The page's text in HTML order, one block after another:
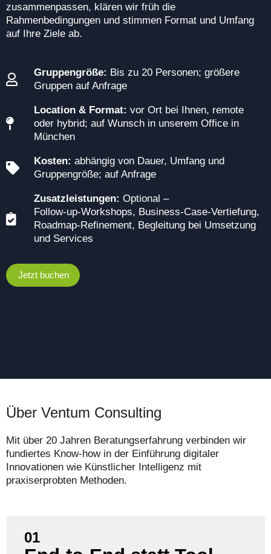
zusammenpassen, klären wir früh die
Rahmenbedingungen und stimmen Format und Umfang
auf Ihre Ziele ab.
Gruppengröße: Bis zu 20 Personen; größere
Gruppen auf Anfrage
Location & Format: vor Ort bei Ihnen, remote
oder hybrid; auf Wunsch in unserem Office in
München
Kosten: abhängig von Dauer, Umfang und
Gruppengröße; auf Anfrage
Zusatzleistungen: Optional –
Follow‑up‑Workshops, Business‑Case‑Vertiefung,
Roadmap‑Refinement, Begleitung bei Umsetzung
und Services
Jetzt buchen
Über Ventum Consulting
Mit über 20 Jahren Beratungserfahrung verbinden wir
fundiertes Know-how in der Einführung digitaler
Innovationen wie Künstlicher Intelligenz mit
praxiserprobten Methoden.
01
Wir schaffen einen durchgängigen Agentic-